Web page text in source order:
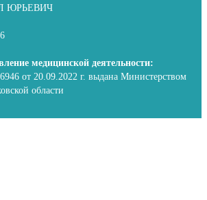
ЮРЬЕВИЧ
медицинской деятельности:
от 20.09.2022 г. выдана Министерством
области